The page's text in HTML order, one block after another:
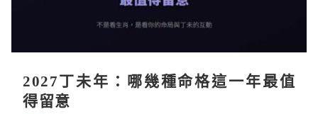
2027丁未年：哪幾種命格這一年最值
得留意